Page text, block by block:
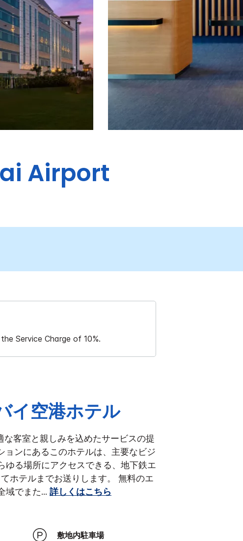
Airport
Service Charge of 10%.
イ空港ホテル
客室と親しみを込めたサービスの提
ョンにあるこのホテルは、主要なビジ
ゆる場所にアクセスできる、地下鉄エ
ホテルまでお送りします。 無料のエ
域でまた... 詳しくはこちら
敷地内駐車場